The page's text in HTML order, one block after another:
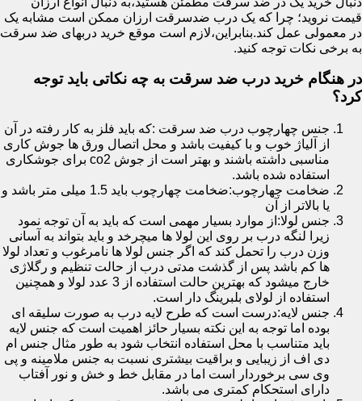
قیمت نروید؛ چرا که یک درب ضدسرقت ارزان ممکن است مشابه یک
در معمولی عمل کند.بنابراین،لازم است موقع خرید دربهای ضد سرقت
به برخی نکات توجه کنید.
در هنگام خرید درب ضد سرقت به چه نکاتی باید توجه
کرد؟
جنس چهارچوب درب ضد سرقت :که باید فلز به کار رفته در آن
از آلیاژ خوب و با کیفیت باشد و محل اتصال ورق ها جوش کاری
مناسبی داشته باشند و بهتر است از جوش co2 برای جوشکاری
استفاده شده باشد.
ضخامت چهارچوب:ضخامت چهارچوب باید 1.5 میلی متر باشد و
یا بالاتر از آن
جنس لولا:از موارد بسیار مهمی است که باید به آن توجه نمود
زیرا لنگه درب بر روی این لولا ها میچرخد و باید بتواند به آسانی
وزن درب را تحمل کند که اگر جنس لولا ها نامرغوب و تعداد لولا
ها کم باشد پس از گذشت مدتی درب از حالت تنظیم و رگلاژی
خارج میشود که بهترین حالت استفاده از 3 عدد لولا و همچنین
استفاده از لولای بلبرینگ دار است.
جنس لایه:درست است که طرح لایه درب به صورت سلیقه ای
بوده اما توجه به این نکته بسیار حائز اهمیت است که جنس لایه
باید متناسب با محل استفاده انتخاب شود به طور مثال جنس ام
دی اف از زیبایی و براقیت بیشتری نسبت به جنس ملامینه و پی
وی سی برخوردار است اما در مقابل خط و خش و نور آفتاب
دارای استحکام کمتری می باشد.